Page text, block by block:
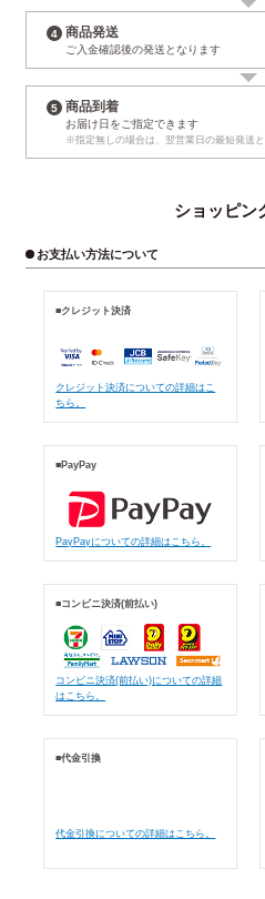
商品発送
ご入金確認後の発送となります
商品到着
お届け日 をご指定できます
※指定無しの場合は、 翌営業日の最短発送
ショッピン
お支払い方法について
■クレジット決済
クレジット決済についての詳細はこ
ちら。
■PayPay
PayPayについての詳細はこちら。
■コンビニ決済(前払い)
コンビニ決済(前払い)についての詳細
はこちら。
■代金引換
代金引換についての詳細はこちら。